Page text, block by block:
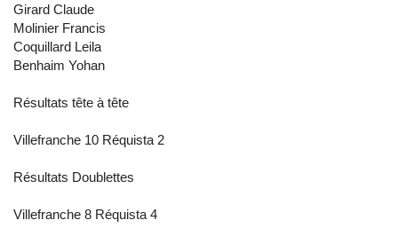
Girard Claude
Molinier Francis
Coquillard Leila
Benhaim Yohan
Résultats tête à tête
Villefranche 10 Réquista 2
Résultats Doublettes
Villefranche 8 Réquista 4